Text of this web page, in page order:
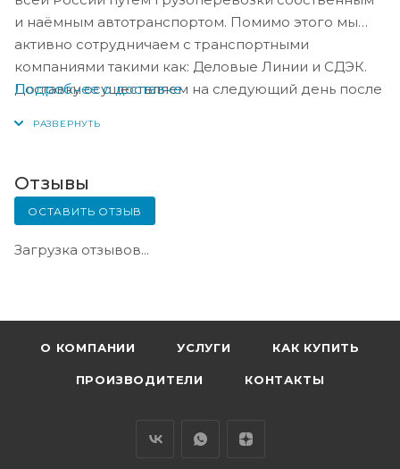
и наёмным автотранспортом. Помимо этого мы
активно сотрудничаем с транспортными
компаниями такими как: Деловые Линии и СДЭК.
Доставку осуществляем на следующий день после
Подробнее о доставке
Отзывы
ОСТАВИТЬ ОТЗЫВ
Загрузка отзывов...
О КОМПАНИИ УСЛУГИ КАК КУПИТЬ
ПРОИЗВОДИТЕЛИ КОНТАКТЫ